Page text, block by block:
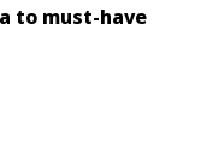
to must-have